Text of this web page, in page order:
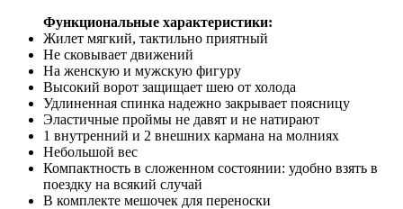
Функциональные характеристики:
Жилет мягкий, тактильно приятный
Не сковывает движений
На женскую и мужскую фигуру
Высокий ворот защищает шею от холода
Удлиненная спинка надежно закрывает поясницу
Эластичные проймы не давят и не натирают
1 внутренний и 2 внешних кармана на молниях
Небольшой вес
Компактность в сложенном состоянии: удобно взять в
поездку на всякий случай
В комплекте мешочек для переноски